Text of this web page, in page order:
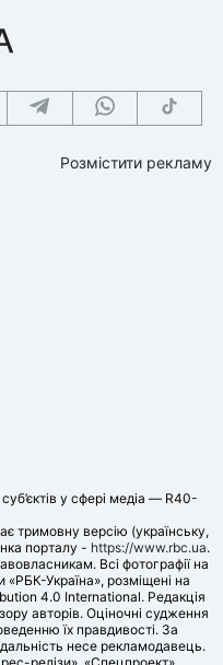
Розмістити рекламу
у сфері медіа — R40-
тримовну версію (українську,
порталу - https://www.rbc.ua.
Всі фотографії на
«РБК-Україна», розміщені на
4.0 International. Редакція
авторів. Оціночні судження
їх правдивості. За
несе рекламодавець.